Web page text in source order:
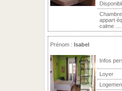
appart
calme ....
Prénom : Isabel
Infos
Loyer